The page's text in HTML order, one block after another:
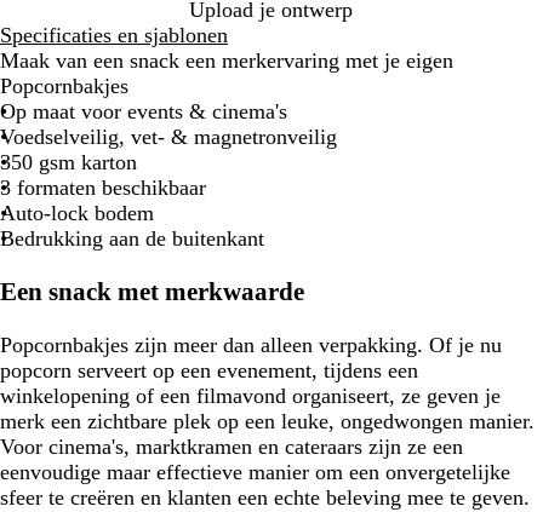
Upload je ontwerp
Specificaties en sjablonen
Maak van een snack een merkervaring met je eigen
Popcornbakjes
Op maat voor events & cinema's
Voedselveilig, vet- & magnetronveilig
350 gsm karton
3 formaten beschikbaar
Auto-lock bodem
Bedrukking aan de buitenkant
Een snack met merkwaarde
Popcornbakjes zijn meer dan alleen verpakking. Of je nu
popcorn serveert op een evenement, tijdens een
winkelopening of een filmavond organiseert, ze geven je
merk een zichtbare plek op een leuke, ongedwongen manier.
Voor cinema's, marktkramen en cateraars zijn ze een
eenvoudige maar effectieve manier om een onvergetelijke
sfeer te creëren en klanten een echte beleving mee te geven.